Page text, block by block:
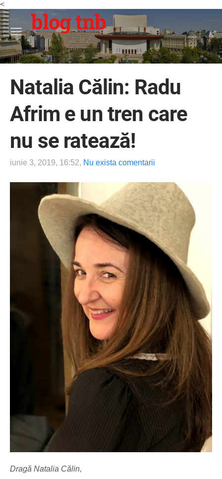
<
blog tnb
Natalia Călin: Radu
Afrim e un tren care
nu se ratează!
iunie 3, 2019, 16:52, Nu exista comentarii
Dragă Natalia Călin,